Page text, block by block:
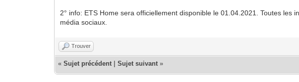
2° info: ETS Home sera officiellement disponible le 01.04.2021. Toutes
média sociaux.
Trouver
«Sujet précédent |Sujet suivant »